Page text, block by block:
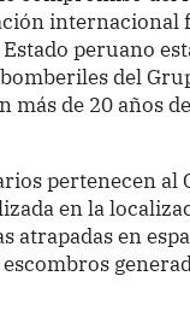
internacional
peruano
del
más de 20 años
pertenecen al
en la
atrapadas en